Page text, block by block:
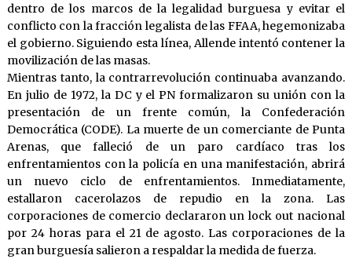
dentro de los marcos de la legalidad burguesa y evitar el
conflicto con la fracción legalista de las FFAA, hegemonizaba
el gobierno. Siguiendo esta línea, Allende intentó contener la
movilización de las masas.
Mientras tanto, la contrarrevolución continuaba avanzando.
En julio de 1972, la DC y el PN formalizaron su unión con la
presentación de un frente común, la Confederación
Democrática (CODE). La muerte de un comerciante de Punta
Arenas, que falleció de un paro cardíaco tras los
enfrentamientos con la policía en una manifestación, abrirá
un nuevo ciclo de enfrentamientos. Inmediatamente,
estallaron cacerolazos de repudio en la zona. Las
corporaciones de comercio declararon un lock out nacional
por 24 horas para el 21 de agosto. Las corporaciones de la
gran burguesía salieron a respaldar la medida de fuerza.